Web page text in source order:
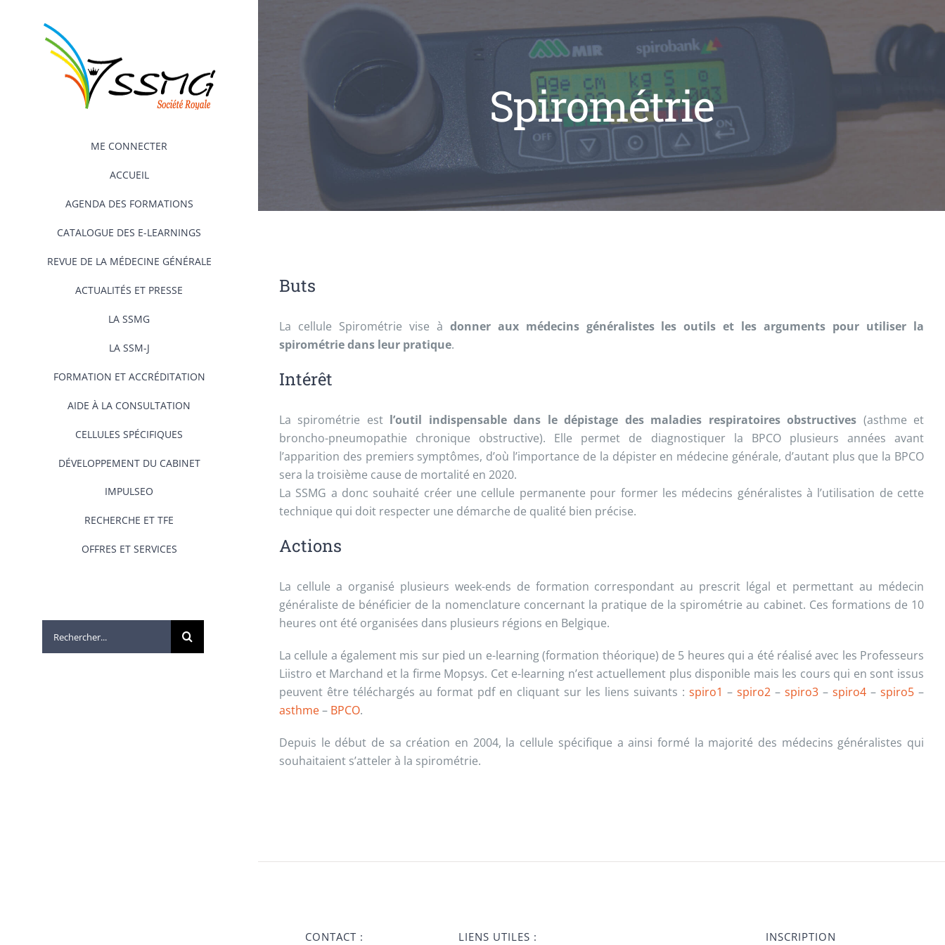
ME CONNECTER
ACCUEIL
AGENDA DES FORMATIONS
CATALOGUE DES E-LEARNINGS
REVUE DE LA MÉDECINE GÉNÉRALE
ACTUALITÉS ET PRESSE
LA SSMG
LA SSM-J
FORMATION ET ACCRÉDITATION
AIDE À LA CONSULTATION
CELLULES SPÉCIFIQUES
DÉVELOPPEMENT DU CABINET
IMPULSEO
RECHERCHE ET TFE
OFFRES ET SERVICES
Spirométrie
Buts
La cellule Spirométrie vise à donner aux médecins généralistes les outils et les arguments pour utiliser la
spirométrie dans leur pratique.
Intérêt
La spirométrie est l’outil indispensable dans le dépistage des maladies respiratoires obstructives (asthme et
broncho-pneumopathie chronique obstructive). Elle permet de diagnostiquer la BPCO plusieurs années avant
l’apparition des premiers symptômes, d’où l’importance de la dépister en médecine générale, d’autant plus que la BPCO
sera la troisième cause de mortalité en 2020.
La SSMG a donc souhaité créer une cellule permanente pour former les médecins généralistes à l’utilisation de cette
technique qui doit respecter une démarche de qualité bien précise.
Actions
La cellule a organisé plusieurs week-ends de formation correspondant au prescrit légal et permettant au médecin
généraliste de bénéficier de la nomenclature concernant la pratique de la spirométrie au cabinet. Ces formations de 10
heures ont été organisées dans plusieurs régions en Belgique.
La cellule a également mis sur pied un e-learning (formation théorique) de 5 heures qui a été réalisé avec les Professeurs
Liistro et Marchand et la firme Mopsys. Cet e-learning n’est actuellement plus disponible mais les cours qui en sont issus
peuvent être téléchargés au format pdf en cliquant sur les liens suivants : spiro1 – spiro2 – spiro3 – spiro4 – spiro5 –
asthme– BPCO.
Depuis le début de sa création en 2004, la cellule spécifique a ainsi formé la majorité des médecins généralistes qui
souhaitaient s’atteler à la spirométrie.
CONTACT : LIENS UTILES : INSCRIPTION